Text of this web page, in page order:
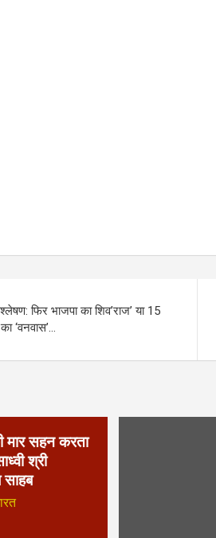
फिर भाजपा का शिव’राज’ या 15
‘वनवास’…
मार सहन करता
श्री
साहब